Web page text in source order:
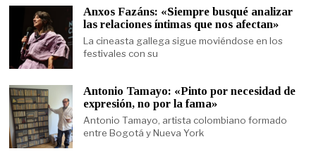
Anxos Fazáns: «Siempre busqué analizar
las relaciones íntimas que nos afectan»
La cineasta gallega sigue moviéndose en los
festivales con su
Antonio Tamayo: «Pinto por necesidad de
expresión, no por la fama»
Antonio Tamayo, artista colombiano formado
entre Bogotá y Nueva York